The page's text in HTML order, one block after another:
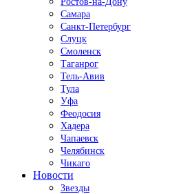
Самара
Санкт-Петербург
Слуцк
Смоленск
Таганрог
Тель-Авив
Тула
Уфа
Феодосия
Хадера
Чапаевск
Челябинск
Чикаго
Новости
Звезды